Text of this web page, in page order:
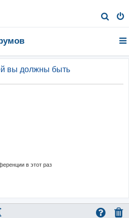
о
вы должны быть
в этот раз